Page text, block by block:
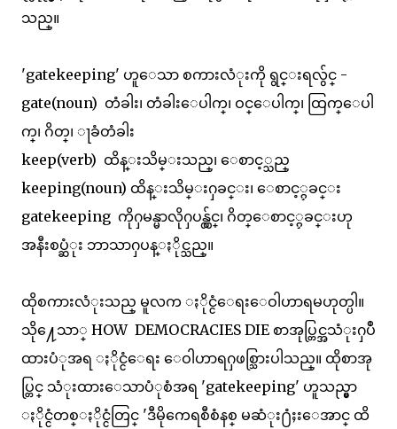
သည္။
'gatekeeping' ဟူေသာ စကားလံုးကို ရွင္းရလွ်င္ -
gate(noun) တံခါး၊ တံခါးေပါက္၊ ဝင္ေပါက္၊ ထြက္ေပါ
က္၊ ဂိတ္၊ ႃခံတံခါး
keep(verb) ထိန္းသိမ္းသည္၊ ေစာင့္သည္
keeping(noun) ထိန္းသိမ္းႁခင္း၊ ေစာင့္ႁခင္း
gatekeeping ကိုႁမန္မာလိုႁပန္လွ်င္၊ ဂိတ္ေစာင့္ႁခင္းဟု
အနီးစပ္ဆံုး ဘာသာႁပန္ႏိုင္သည္။
ထိုစကားလံုးသည္ မူလက ႏိုင္ငံေရးေဝါဟာရမဟုတ္ပါ။
သို႔ေသာ္ HOW DEMOCRACIES DIE စာအုပ္တြင္အသံုးႁပဳ
ထားပံုအရ ႏိုင္ငံေရး ေဝါဟာရႁဖစ္သြားပါသည္။ ထိုစာအု
ပ္တြင္ သံုးထားေသာပံုစံအရ 'gatekeeping' ဟူသည္မွာ
ႏိုင္ငံတစ္ႏိုင္ငံတြင္ 'ဒီမိုကေရစီစံနစ္ မဆံုး႐ံႈးေအာင္ ထိ